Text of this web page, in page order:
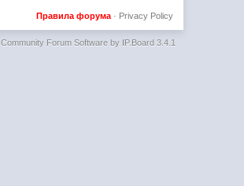
Privacy Policy
Правила форума·
Community Forum Software by IP.Board 3.4.1